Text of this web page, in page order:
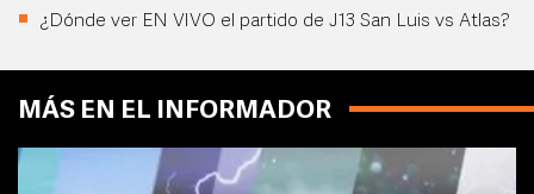
¿Dónde ver EN VIVO el partido de J13 San Luis vs Atlas?
MÁS EN EL INFORMADOR